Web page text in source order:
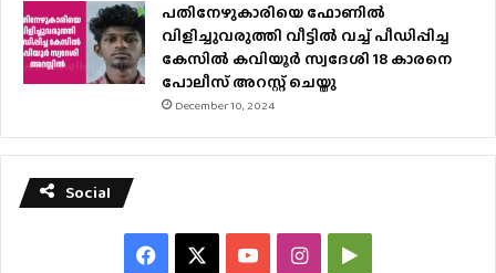
പതിനേഴുകാരിയെ ഫോണിൽ
വിളിച്ചുവരുത്തി വീട്ടിൽ വച്ച് പീഡിപ്പിച്ച
കേസിൽ കവിയൂർ സ്വദേശി 18 കാരനെ
പോലീസ് അറസ്റ്റ് ചെയ്തു
December 10, 2024
Social
Facebook YouTubeInstagramGoogle